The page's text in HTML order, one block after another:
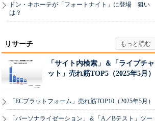
ドン・キホーテが「フォートナイト」に登場 狙い
は？
リサーチ
「サイト内検索」＆「ライブチャ
ット」売れ筋TOP5（2025年5月）
「ECプラットフォーム」売れ筋TOP10（2025年5月）
「パーソナライゼーション」＆「A／Bテスト」ツー